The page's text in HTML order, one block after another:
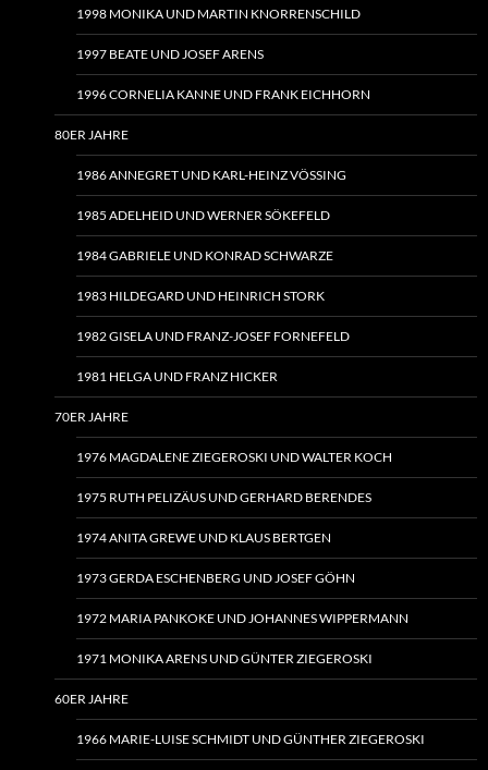
1998 MONIKA UND MARTIN KNORRENSCHILD
1997 BEATE UND JOSEF ARENS
1996 CORNELIA KANNE UND FRANK EICHHORN
80ER JAHRE
1986 ANNEGRET UND KARL-HEINZ VÖSSING
1985 ADELHEID UND WERNER SÖKEFELD
1984 GABRIELE UND KONRAD SCHWARZE
1983 HILDEGARD UND HEINRICH STORK
1982 GISELA UND FRANZ-JOSEF FORNEFELD
1981 HELGA UND FRANZ HICKER
70ER JAHRE
1976 MAGDALENE ZIEGEROSKI UND WALTER KOCH
1975 RUTH PELIZÄUS UND GERHARD BERENDES
1974 ANITA GREWE UND KLAUS BERTGEN
1973 GERDA ESCHENBERG UND JOSEF GÖHN
1972 MARIA PANKOKE UND JOHANNES WIPPERMANN
1971 MONIKA ARENS UND GÜNTER ZIEGEROSKI
60ER JAHRE
1966 MARIE-LUISE SCHMIDT UND GÜNTHER ZIEGEROSKI